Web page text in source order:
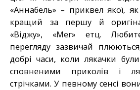
«Аннабель» – приквел якої,
кращий за першу й
«Віджу», «Мег» етц.
перегляду зазвичай
добрі часи, коли лякачки
сповненими приколів і
стрічками. У певному сенсі